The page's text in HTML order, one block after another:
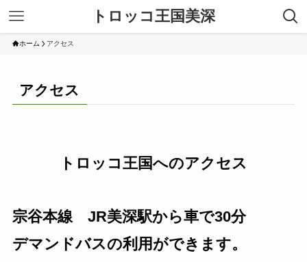
トロッコ王国美深
ホーム アクセス
アクセス
トロッコ王国へのアクセス
宗谷本線 JR美深駅から車で30分
デマンドバスの利用ができます。